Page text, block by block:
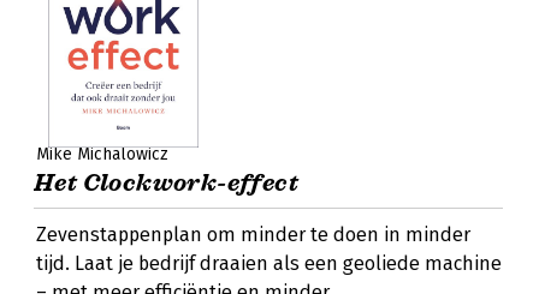
Mike Michalowicz
Het Clockwork-effect
Zevenstappenplan om minder te doen in minder
tijd. Laat je bedrijf draaien als een geoliede machine